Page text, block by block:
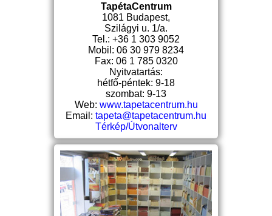
TapétaCentrum
1081 Budapest,
Szilágyi u. 1/a.
Tel.: +36 1 303 9052
Mobil: 06 30 979 8234
Fax: 06 1 785 0320
Nyitvatartás:
hétfő-péntek: 9-18
szombat: 9-13
Web: www.tapetacentrum.hu
Email: tapeta@tapetacentrum.hu
Térkép/Útvonalterv